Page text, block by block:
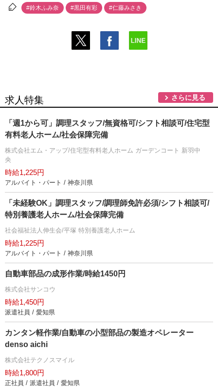
#鈴木ふみ奈 #黒田有彩 #仁藤みさき
求人特集 さらに見る
「週1から可」調理スタッフ/無資格可/シフト相談可/住宅型
有料老人ホーム/社会保障完備
株式会社エム・アップ/住宅型有料老人ホーム ガーデンコート 新羽中
央
時給1,225円
アルバイト・パート / 神奈川県
「未経験OK」調理スタッフ/調理師免許必須/シフト相談可/
特別養護老人ホーム/社会保障完備
社会福祉法人伸生会/平塚 特別養護老人ホーム
時給1,225円
アルバイト・パート / 神奈川県
自動車部品の成形作業/時給1450円
株式会社サンコウ
時給1,450円
派遣社員 / 愛知県
カンタン軽作業/自動車の小型部品の製造オペレーター
denso aichi
株式会社テクノスマイル
時給1,800円
正社員 / 派遣社員 / 愛知県